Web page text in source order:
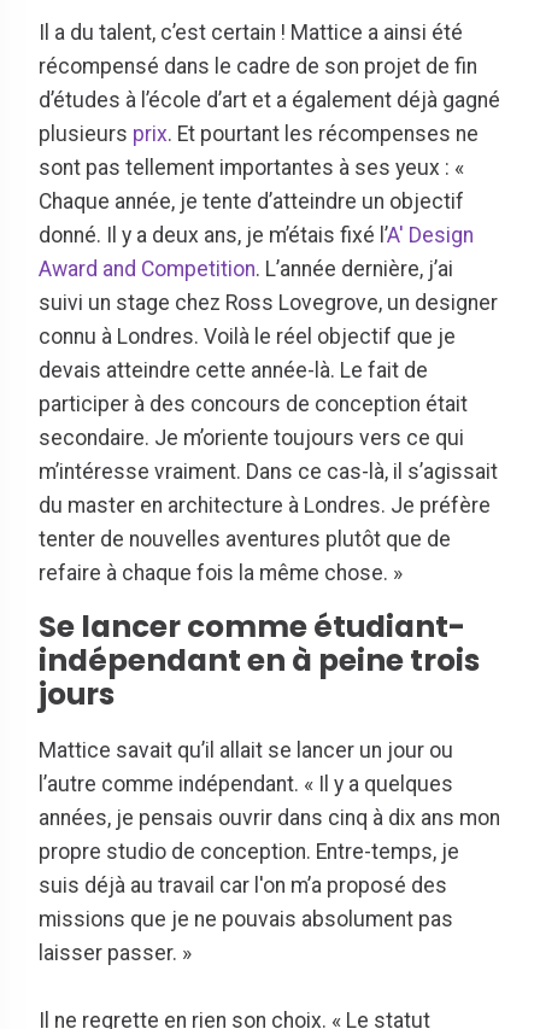
Il a du talent, c’est certain ! Mattice a ainsi été
récompensé dans le cadre de son projet de fin
d’études à l’école d’art et a également déjà gagné
plusieurs prix. Et pourtant les récompenses ne
sont pas tellement importantes à ses yeux : «
Chaque année, je tente d’atteindre un objectif
donné. Il y a deux ans, je m’étais fixé l’A' Design
Award and Competition. L’année dernière, j’ai
suivi un stage chez Ross Lovegrove, un designer
connu à Londres. Voilà le réel objectif que je
devais atteindre cette année-là. Le fait de
participer à des concours de conception était
secondaire. Je m’oriente toujours vers ce qui
m’intéresse vraiment. Dans ce cas-là, il s’agissait
du master en architecture à Londres. Je préfère
tenter de nouvelles aventures plutôt que de
refaire à chaque fois la même chose. »
Se lancer comme étudiant-
indépendant en à peine trois
jours
Mattice savait qu’il allait se lancer un jour ou
l’autre comme indépendant. « Il y a quelques
années, je pensais ouvrir dans cinq à dix ans mon
propre studio de conception. Entre-temps, je
suis déjà au travail car l'on m’a proposé des
missions que je ne pouvais absolument pas
laisser passer. »
Il ne regrette en rien son choix. « Le statut